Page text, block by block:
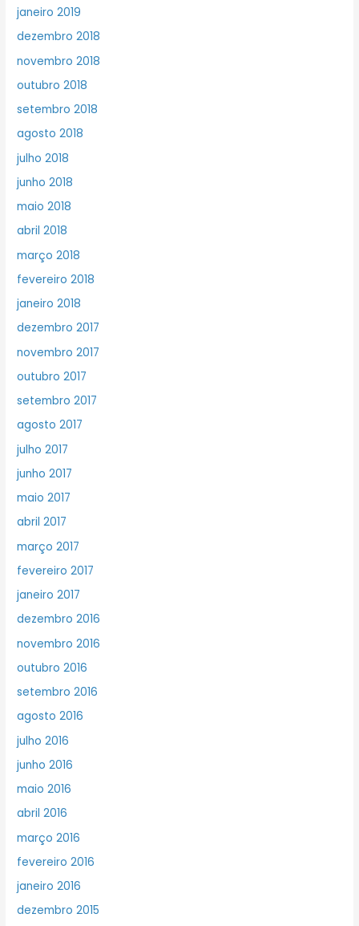
janeiro 2019
dezembro 2018
novembro 2018
outubro 2018
setembro 2018
agosto 2018
julho 2018
junho 2018
maio 2018
abril 2018
março 2018
fevereiro 2018
janeiro 2018
dezembro 2017
novembro 2017
outubro 2017
setembro 2017
agosto 2017
julho 2017
junho 2017
maio 2017
abril 2017
março 2017
fevereiro 2017
janeiro 2017
dezembro 2016
novembro 2016
outubro 2016
setembro 2016
agosto 2016
julho 2016
junho 2016
maio 2016
abril 2016
março 2016
fevereiro 2016
janeiro 2016
dezembro 2015